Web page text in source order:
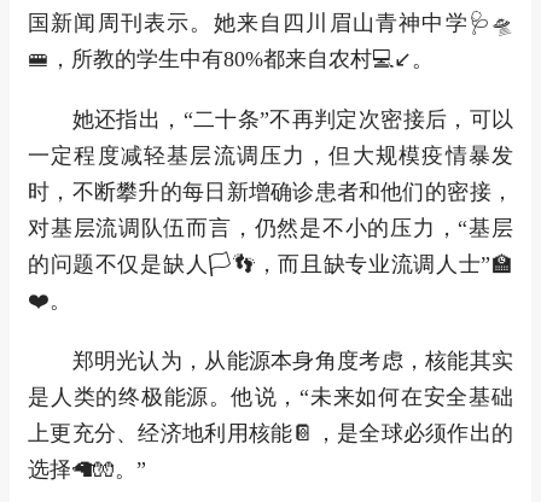
国新闻周刊表示。她来自四川眉山青神中学🩺🛸
🚝，所教的学生中有80%都来自农村💻↙。
她还指出，“二十条”不再判定次密接后，可以
一定程度减轻基层流调压力，但大规模疫情暴发
时，不断攀升的每日新增确诊患者和他们的密接，
对基层流调队伍而言，仍然是不小的压力，“基层
的问题不仅是缺人🏳👣，而且缺专业流调人士”🏫
❤️。
郑明光认为，从能源本身角度考虑，核能其实
是人类的终极能源。他说，“未来如何在安全基础
上更充分、经济地利用核能📔，是全球必须作出的
选择🦙🧤。”